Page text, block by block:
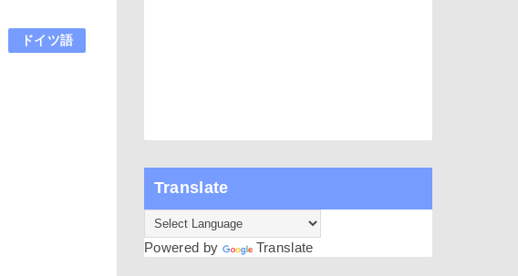
ドイツ語
Translate
Powered by Translate